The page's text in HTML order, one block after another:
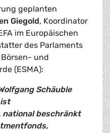
geplanten
Giegold, Koordinator
im Europäischen
des Parlaments
und
(ESMA):
Schäuble
beschränkt